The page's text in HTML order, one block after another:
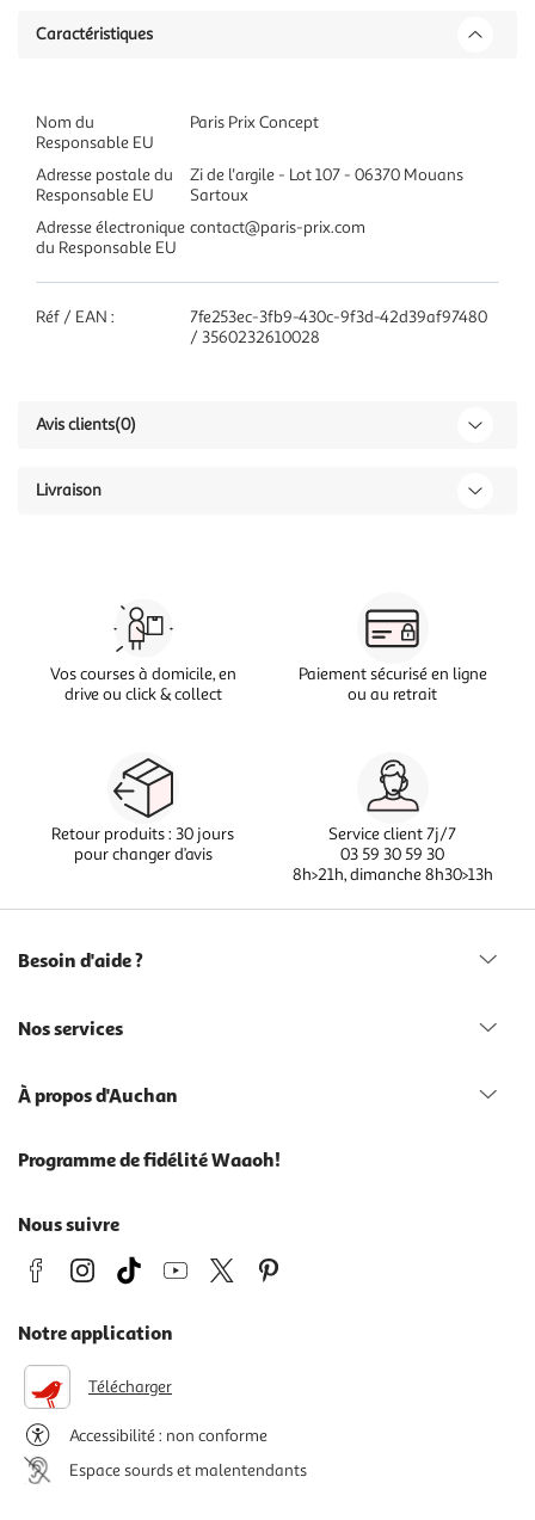
Caractéristiques
Nom du
Responsable EU
Paris Prix Concept
Adresse postale du
Responsable EU
Zi de l'argile - Lot 107 - 06370 Mouans
Sartoux
Adresse électronique
du Responsable EU
contact@paris-prix.com
Réf / EAN :
7fe253ec-3fb9-430c-9f3d-42d39af97480
/ 3560232610028
Avis clients(0)
Livraison
Vos courses à domicile, en
drive ou click & collect
Paiement sécurisé en ligne
ou au retrait
Retour produits : 30 jours
pour changer d’avis
Service client 7j/7
03 59 30 59 30
8h>21h, dimanche 8h30>13h
Besoin d'aide ?
Nos services
À propos d'Auchan
Programme de fidélité Waaoh!
Nous suivre
Notre application
Télécharger
Accessibilité : non conforme
Espace sourds et malentendants